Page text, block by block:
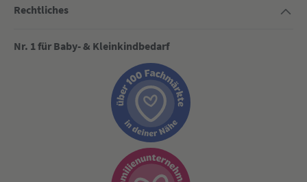
Rechtliches
Nr. 1 für Baby- & Kleinkindbedarf